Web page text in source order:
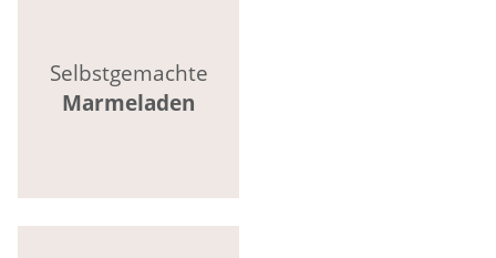
Selbstgemachte
Marmeladen